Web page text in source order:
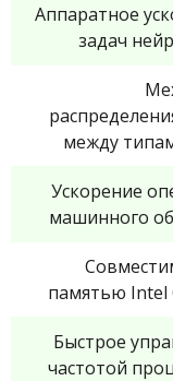
Аппаратное
задач
между
Ускорение
машинного
памятью Intel
Быстрое
частотой